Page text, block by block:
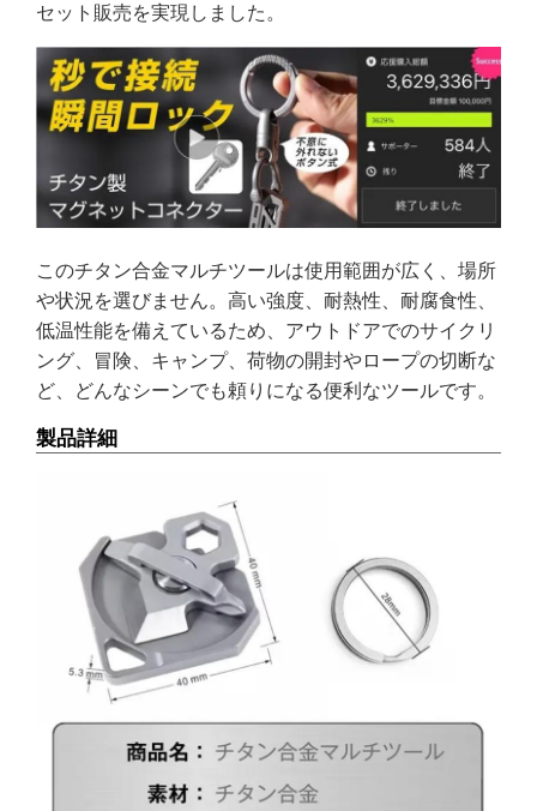
セット販売を実現しました。
このチタン合金マルチツールは使用範囲が広く、場所
や状況を選びません。高い強度、耐熱性、耐腐食性、
低温性能を備えているため、アウトドアでのサイクリ
ング、冒険、キャンプ、荷物の開封やロープの切断な
ど、どんなシーンでも頼りになる便利なツールです。
製品詳細